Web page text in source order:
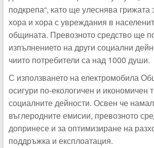
подкрепа“, като ще улеснява грижата
хора и хора с увреждания в
общината. Превозното средство ще
изпълнението на други социални
чиито потребители са над 1000 души.
С използването на електромобила
осигури по-екологичен и икономичен
социалните дейности. Освен че
въглеродните емисии, превозното
допринесе и за оптимизиране на
поддръжка и експлоатация.